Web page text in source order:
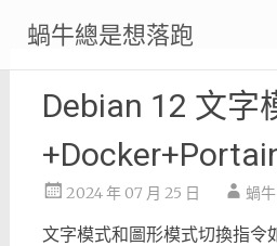
content
蝸牛總是想落跑
Debian 12 文字
2024 年 07 月 25 日 蝸牛
文字模式和圖形模式切換指令